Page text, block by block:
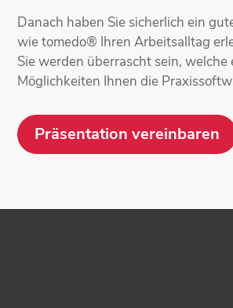
Danach haben Sie sicherlich ein
wie tomedo® Ihren Arbeits­alltag
Sie werden überrascht sein, welche
Möglich­keiten Ihnen die
Präsentation vereinbaren